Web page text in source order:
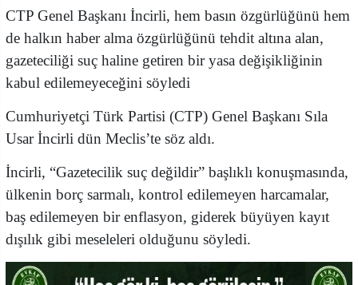
CTP Genel Başkanı İncirli, hem basın özgürlüğünü hem
de halkın haber alma özgürlüğünü tehdit altına alan,
gazeteciliği suç haline getiren bir yasa değişikliğinin
kabul edilemeyeceğini söyledi
Cumhuriyetçi Türk Partisi (CTP) Genel Başkanı Sıla
Usar İncirli dün Meclis’te söz aldı.
İncirli, “Gazetecilik suç değildir” başlıklı konuşmasında,
ülkenin borç sarmalı, kontrol edilemeyen harcamalar,
baş edilemeyen bir enflasyon, giderek büyüyen kayıt
dışılık gibi meseleleri olduğunu söyledi.